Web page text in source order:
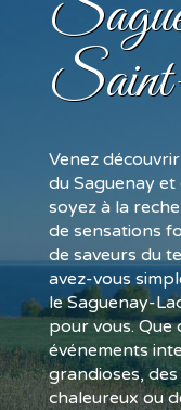
Venez
du Saguenay et
soyez à la
de sensations
de saveurs du
avez-vous
le Saguenay-
pour vous. Que
événements
grandioses,
chaleureux ou